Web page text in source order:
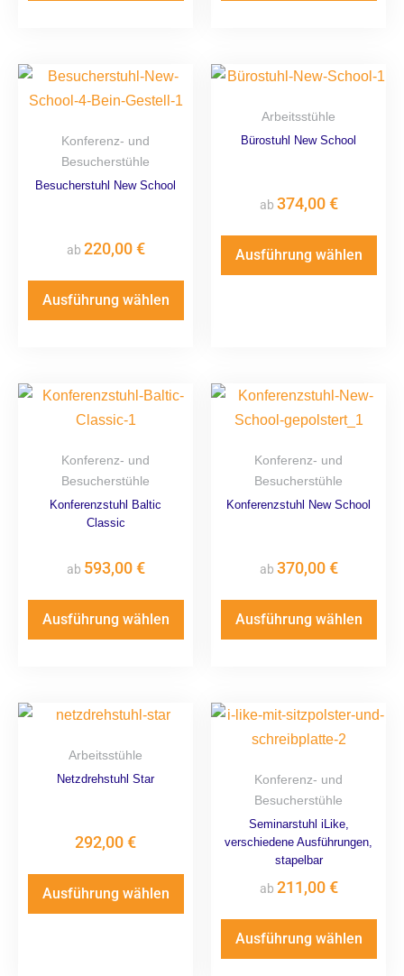
Konferenz- und
Besucherstühle
Besucherstuhl New School
ab 220,00€
Ausführung wählen
Arbeitsstühle
Bürostuhl New School
ab 374,00€
Ausführung wählen
Konferenz- und
Besucherstühle
Konferenzstuhl Baltic
Classic
ab 593,00€
Ausführung wählen
Konferenz- und
Besucherstühle
Konferenzstuhl New School
ab 370,00€
Ausführung wählen
Arbeitsstühle
Netzdrehstuhl Star
292,00€
Ausführung wählen
Konferenz- und
Besucherstühle
Seminarstuhl iLike,
verschiedene Ausführungen,
stapelbar
ab 211,00€
Ausführung wählen